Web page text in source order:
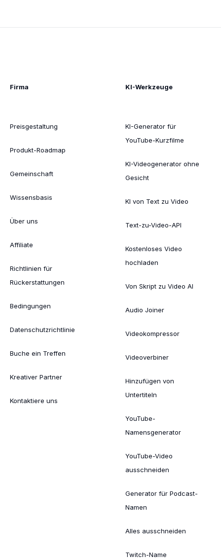
Firma
Preisgestaltung
Produkt-Roadmap
Gemeinschaft
Wissensbasis
Über uns
Affiliate
Richtlinien für
Rückerstattungen
Bedingungen
Datenschutzrichtlinie
Buche ein Treffen
Kreativer Partner
Kontaktiere uns
KI-Werkzeuge
KI-Generator für
YouTube-Kurzfilme
KI-Videogenerator ohne
Gesicht
KI von Text zu Video
Text-zu-Video-API
Kostenloses Video
hochladen
Von Skript zu Video AI
Audio Joiner
Videokompressor
Videoverbiner
Hinzufügen von
Untertiteln
YouTube-
Namensgenerator
YouTube-Video
ausschneiden
Generator für Podcast-
Namen
Alles ausschneiden
Twitch-Name